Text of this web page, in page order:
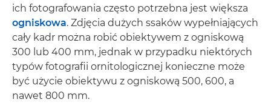
ich fotografowania często potrzebna jest większa
ogniskowa. Zdjęcia dużych ssaków wypełniających
cały kadr można robić obiektywem z ogniskową
300 lub 400 mm, jednak w przypadku niektórych
typów fotografii ornitologicznej konieczne może
być użycie obiektywu z ogniskową 500, 600, a
nawet 800 mm.